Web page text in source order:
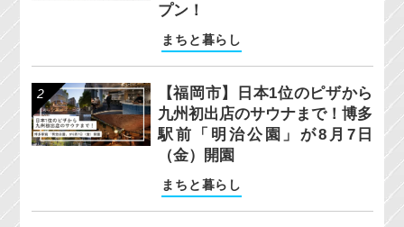
プン！
まちと暮らし
【福岡市】日本1位のピザから
九州初出店のサウナまで！博多
駅前「明治公園」が8月7日
（金）開園
まちと暮らし